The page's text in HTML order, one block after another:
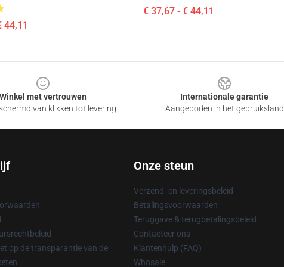
44,11
€ 37,67 - € 44,11
Winkel met vertrouwen
van klikken tot levering
Internationale garantie
Aangeboden in het gebruiksland
op de transparantie van de
Onze steun
Verzend- en leveringsbeleid
Betalingsvoorwaarden
Teruggave & terugbetalingsbeleid
Contacteer ons
Klantenhulp (FAQ)
Whosale